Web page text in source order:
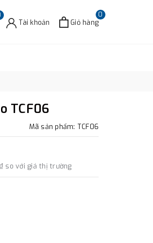
Tài khoản
0
Giỏ hàng
TCF06
Mã sản phẩm: TCF06
so với giá thị trường